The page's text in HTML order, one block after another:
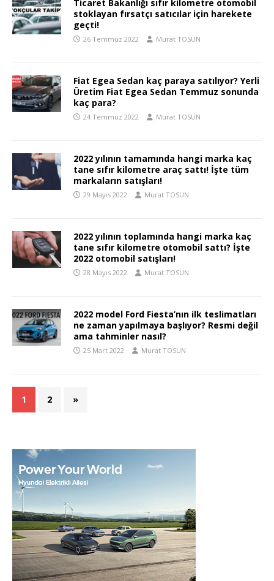
Ticaret Bakanlığı sıfır kilometre otomobil
stoklayan fırsatçı satıcılar için harekete
geçti!
26 Temmuz 2022 Murat TOSUN
Fiat Egea Sedan kaç paraya satılıyor? Yerli
Üretim Fiat Egea Sedan Temmuz sonunda
kaç para?
24 Temmuz 2022 Murat TOSUN
2022 yılının tamamında hangi marka kaç
tane sıfır kilometre araç sattı! İşte tüm
markaların satışları!
29 Mayıs 2022 Murat TOSUN
2022 yılının toplamında hangi marka kaç
tane sıfır kilometre otomobil sattı? İşte
2022 otomobil satışları!
28 Mayıs 2022 Murat TOSUN
2022 model Ford Fiesta’nın ilk teslimatları
ne zaman yapılmaya başlıyor? Resmi değil
ama tahminler nasıl?
25 Mart 2022 Murat TOSUN
1 2 »